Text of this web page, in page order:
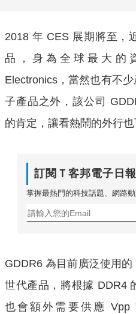
2018 年 CES 展期將至，
品，身為全球最大的
Electronics，當然也有不
子產品之外，該公司
的肯定，讓看熱鬧的外行
訂閱Ｔ客邦電子日報
掌握最熱門的科技話題、網路
GDDR6 為目前廣泛使用
世代產品，將根據 DDR4
也會額外需要供應 Vpp